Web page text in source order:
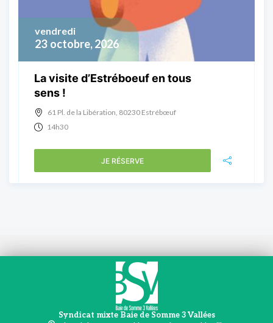
23 octobre, 2026
vendredi
La visite d’Estréboeuf en tous
sens !
61 Pl. de la Libération, 80230 Estrébœuf
14h30
JE RÉSERVE
Syndicat mixte Baie de Somme 3 Vallées